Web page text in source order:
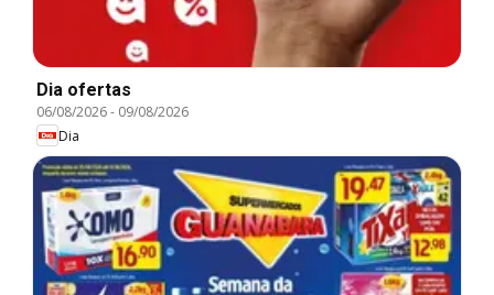
Dia ofertas
06/08/2026- 09/08/2026
Dia